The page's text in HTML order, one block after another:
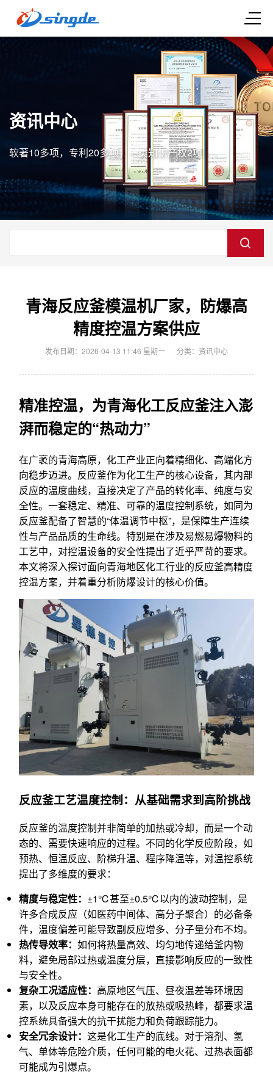
资讯中心
软著10多项，专利20多项，一类知识产权2项
青海反应釜模温机厂家，防爆高
精度控温方案供应
发布日期：2026-04-13 11:46 星期一 分类： 资讯中心
精准控温，为青海化工反应釜注入澎
湃而稳定的“热动力”
在广袤的青海高原，化工产业正向着精细化、高端化方
向稳步迈进。反应釜作为化工生产的核心设备，其内部
反应的温度曲线，直接决定了产品的转化率、纯度与安
全性。一套稳定、精准、可靠的温度控制系统，如同为
反应釜配备了智慧的“体温调节中枢”，是保障生产连续
性与产品品质的生命线。特别是在涉及易燃易爆物料的
工艺中，对控温设备的安全性提出了近乎严苛的要求。
本文将深入探讨面向青海地区化工行业的反应釜高精度
控温方案，并着重分析防爆设计的核心价值。
反应釜工艺温度控制：从基础需求到高阶挑战
反应釜的温度控制并非简单的加热或冷却，而是一个动
态的、需要快速响应的过程。不同的化学反应阶段，如
预热、恒温反应、阶梯升温、程序降温等，对温控系统
提出了多维度的要求：
精度与稳定性： ±1℃甚至±0.5℃以内的波动控制，是
许多合成反应（如医药中间体、高分子聚合）的必备条
件，温度偏差可能导致副反应增多、分子量分布不均。
热传导效率： 如何将热量高效、均匀地传递给釜内物
料，避免局部过热或温度分层，直接影响反应的一致性
与安全性。
复杂工况适应性： 高原地区气压、昼夜温差等环境因
素，以及反应本身可能存在的放热或吸热峰，都要求温
控系统具备强大的抗干扰能力和负荷跟踪能力。
安全冗余设计： 这是化工生产的底线。对于溶剂、氢
气、单体等危险介质，任何可能的电火花、过热表面都
可能成为引爆点。